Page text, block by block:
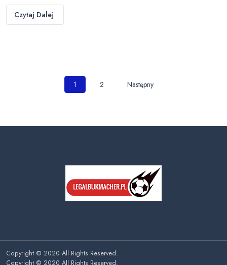
Czytaj Dalej
Nawigacja
1 2 Następny
Copyright © 2020 All Rights Reserved.
Copyright © 2020 All Rights Reserved.